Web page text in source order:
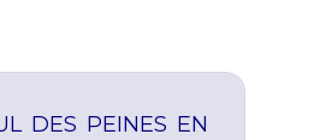
DES PEINES EN